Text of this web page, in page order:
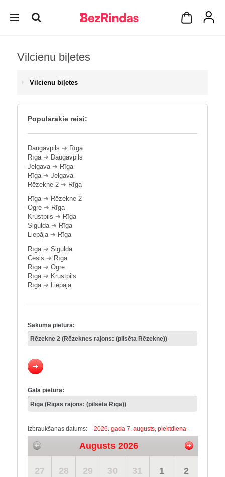
Vilcienu biļetes
Vilcienu biļetes
Populārākie reisi:
Daugavpils ➔ Rīga
Rīga➔ Daugavpils
Jelgava➔ Rīga
Rīga➔ Jelgava
Rēzekne 2 ➔ Rīga
Rīga➔ Rēzekne 2
Ogre ➔ Rīga
Krustpils ➔ Rīga
Sigulda➔ Rīga
Liepāja➔ Rīga
Rīga➔ Sigulda
Cēsis ➔ Rīga
Rīga➔ Ogre
Rīga➔ Krustpils
Rīga➔ Liepāja
Sākuma pietura:
Gala pietura:
Izbraukšanas datums: 2026. gada 7. augusts, piektdiena
Augusts 2026
27 28 29 30 31 1 2